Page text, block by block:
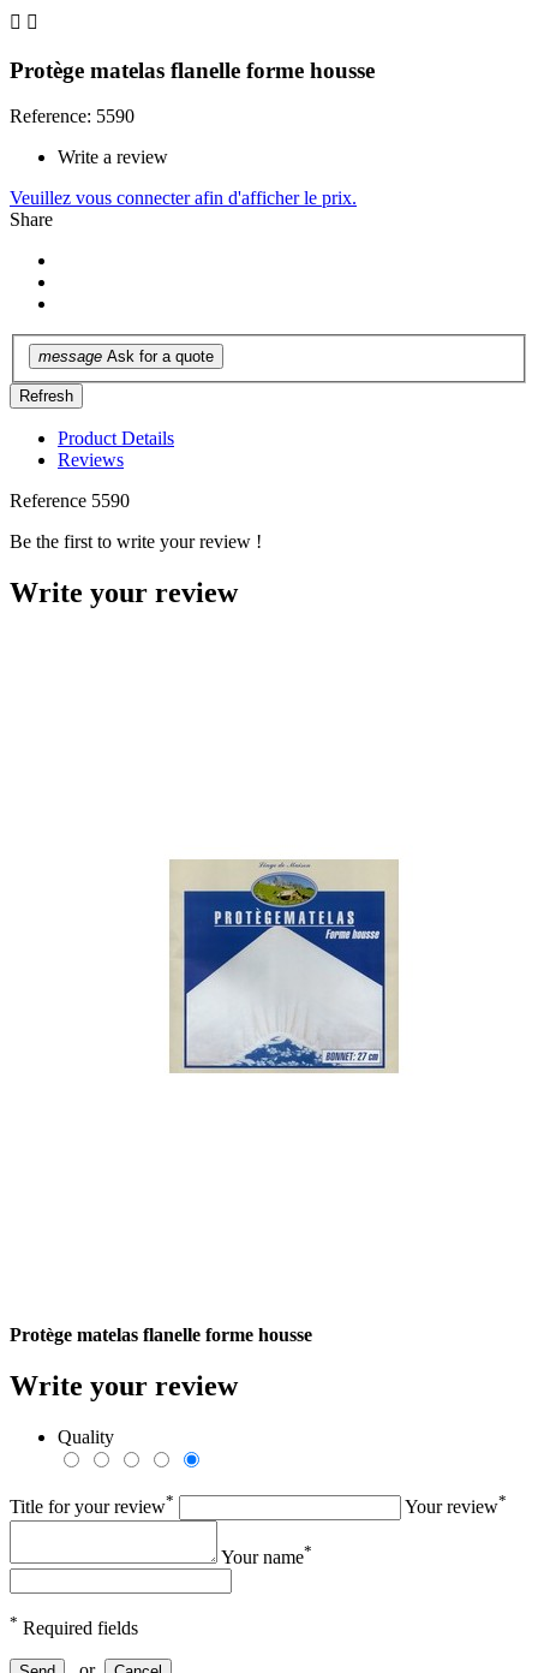
 
Protège matelas flanelle forme housse
Reference: 5590
Write a review
Veuillez vous connecter afin d'afficher le prix.
Share
message Ask for a quote
Product Details
Reviews
Reference 5590
Be the first to write your review !
Write your review
Protège matelas flanelle forme housse
Write your review
Quality
Title for your review* Your review*
Your name*
* Required fields